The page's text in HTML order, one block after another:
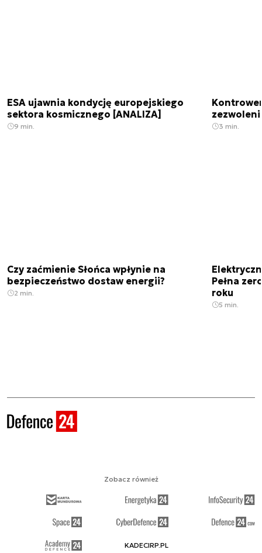
ESA ujawnia kondycję europejskiego
sektora kosmicznego [ANALIZA]
9 min. 3 min.
Czy zaćmienie Słońca wpłynie na
bezpieczeństwo dostaw energii?
2 min.
Pełna
roku
5 min.
Zobacz również
KADECIRP.PL